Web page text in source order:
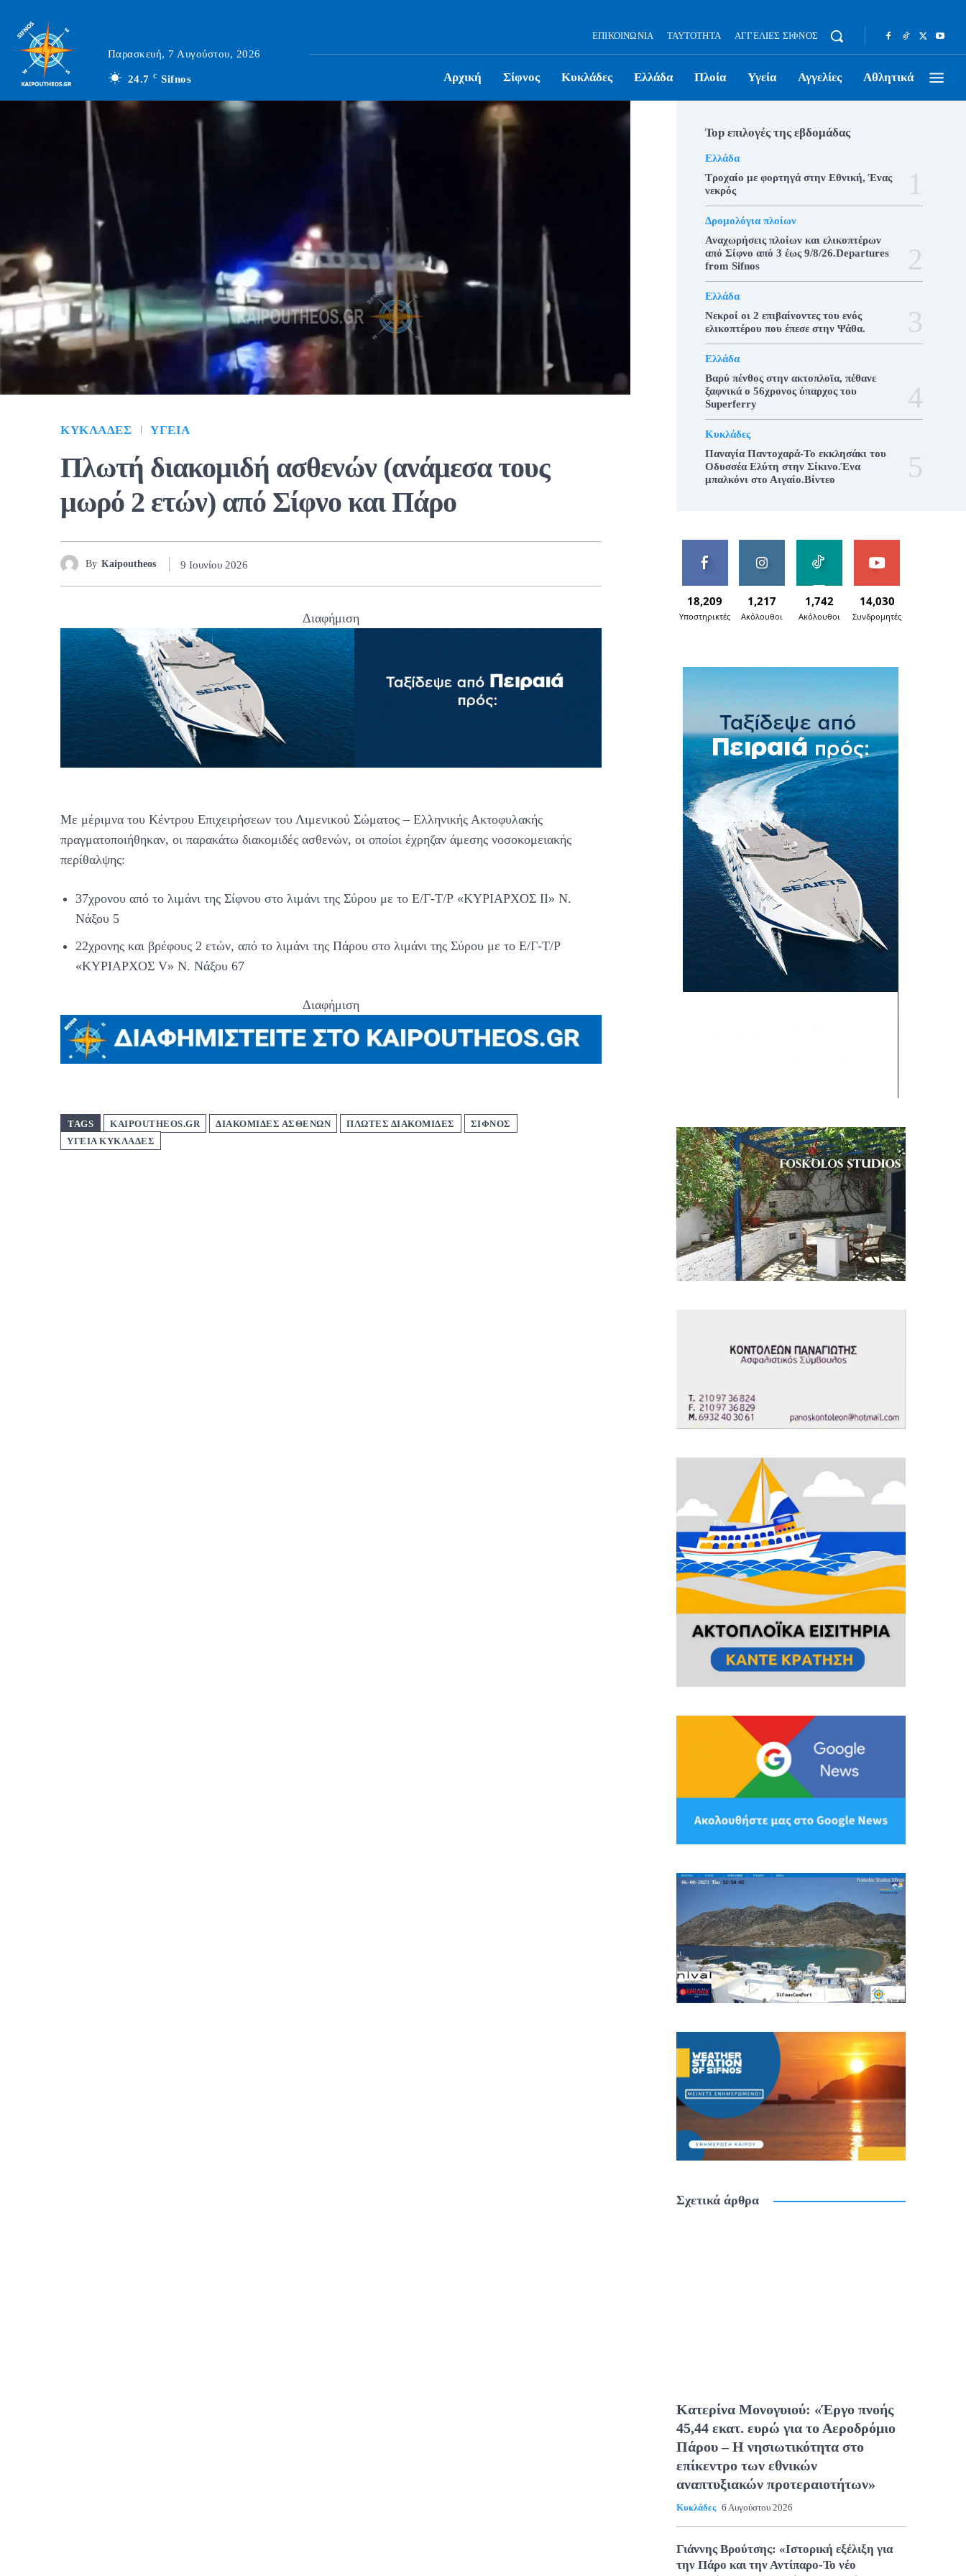
Παρασκευή, 7 Αυγούστου, 2026
24.7 C Sifnos
ΕΠΙΚΟΙΝΩΝΊΑ ΤΑΥΤΌΤΗΤΑ ΑΓΓΕΛΊΕΣ ΣΊΦΝΟΣ
Αρχική Σίφνος Κυκλάδες Ελλάδα Πλοία Υγεία Αγγελίες Αθλητικά
ΚΥΚΛΆΔΕΣ ΥΓΕΊΑ
Πλωτή διακομιδή ασθενών (ανάμεσα τους
μωρό 2 ετών) από Σίφνο και Πάρο
By Kaipoutheos 9 Ιουνίου 2026
Διαφήμιση
Με μέριμνα του Κέντρου Επιχειρήσεων του Λιμενικού Σώματος – Ελληνικής Ακτοφυλακής
πραγματοποιήθηκαν, οι παρακάτω διακομιδές ασθενών, οι οποίοι έχρηζαν άμεσης νοσοκομειακής
περίθαλψης:
37χρονου από το λιμάνι της Σίφνου στο λιμάνι της Σύρου με το Ε/Γ-Τ/Ρ «ΚΥΡΙΑΡΧΟΣ ΙΙ» Ν.
Νάξου 5
22χρονης και βρέφους 2 ετών, από το λιμάνι της Πάρου στο λιμάνι της Σύρου με το Ε/Γ-Τ/Ρ
«ΚΥΡΙΑΡΧΟΣ V» Ν. Νάξου 67
Διαφήμιση
TAGS KAIPOUTHEOS.GR ΔΙΑΚΟΜΙΔΕΣ ΑΣΘΕΝΩΝ ΠΛΩΤΕΣ ΔΙΑΚΟΜΙΔΕΣ
ΣΙΦΝΟΣ
ΥΓΕΙΑ ΚΥΚΛΑΔΕΣ
Top επιλογές της εβδομάδας
Ελλάδα
Τροχαίο με φορτηγά στην Εθνική, Ένας
νεκρός
Δρομολόγια πλοίων
Αναχωρήσεις πλοίων και ελικοπτέρων
από Σίφνο από 3 έως 9/8/26.Departures
from Sifnos
Ελλάδα
Νεκροί οι 2 επιβαίνοντες του ενός
ελικοπτέρου που έπεσε στην Ψάθα.
Ελλάδα
Βαρύ πένθος στην ακτοπλοϊα, πέθανε
ξαφνικά ο 56χρονος ύπαρχος του
Superferry
Κυκλάδες
Παναγία Παντοχαρά-Το εκκλησάκι του
Οδυσσέα Ελύτη στην Σίκινο.Ένα
μπαλκόνι στο Αιγαίο.Βίντεο
18,209
Υποστηρικτές
1,217
Ακόλουθοι
1,742
Ακόλουθοι
14,030
Συνδρομητές
Σχετικά άρθρα
Κατερίνα Μονογυιού: «Έργο πνοής
45,44 εκατ. ευρώ για το Αεροδρόμιο
Πάρου – Η νησιωτικότητα στο
επίκεντρο των εθνικών
αναπτυξιακών προτεραιοτήτων»
Κυκλάδες 6 Αυγούστου 2026
Γιάννης Βρούτσης: «Ιστορική εξέλιξη για
την Πάρο και την Αντίπαρο-Το νέο